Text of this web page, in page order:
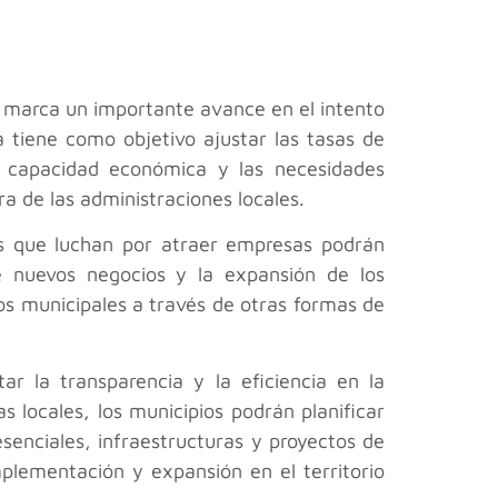
un importante avance en el intento
tiene como objetivo ajustar las tasas de
económica y las necesidades
de las administraciones locales.
que luchan por atraer empresas podrán
negocios y la expansión de los
municipales a través de otras formas de
la transparencia y la eficiencia en la
locales, los municipios podrán planificar
infraestructuras y proyectos de
y expansión en el territorio